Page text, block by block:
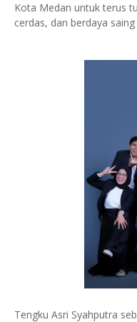
Kota Medan untuk terus
cerdas, dan berdaya
Tengku Asri Syahputra